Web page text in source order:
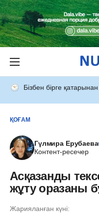
Бізбен бірге
ҚОҒАМ
Гүлмира Ерубаева
Контент-ресечер
Асқазанды
жұту оразаны
Жарияланған күні: